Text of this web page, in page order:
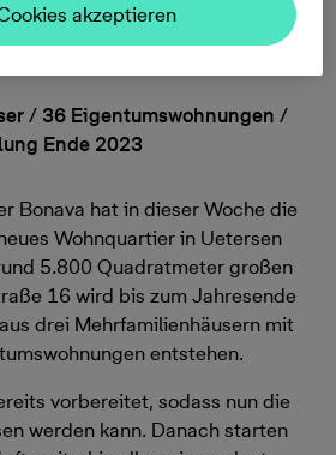
/ 36 Eigentumswohnungen /
Ende 2023
Bonava hat in dieser Woche die
Wohnquartier in Uetersen
5.800 Quadratmeter großen
16 wird bis zum Jahresende
drei Mehrfamilienhäusern mit
entstehen.
vorbereitet, sodass nun die
werden kann. Danach starten
akzeptieren